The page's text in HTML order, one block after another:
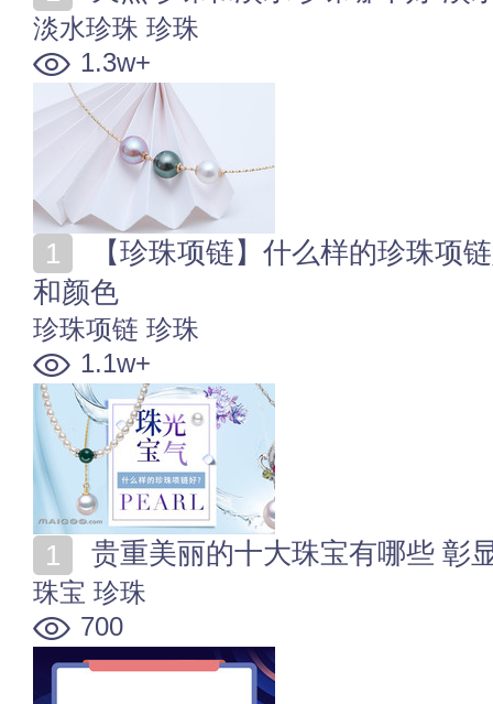
淡水珍珠 珍珠
1.3w+
和颜色
珍珠项链 珍珠
1.1w+
贵重美丽的十大珠宝有哪些 彰
珠宝 珍珠
700